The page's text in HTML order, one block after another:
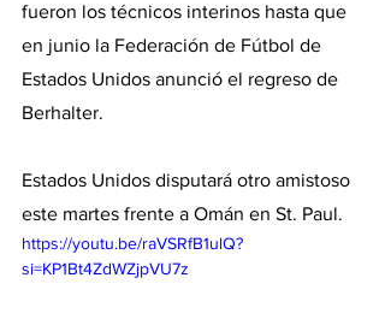
fueron los técnicos interinos hasta que
en junio la Federación de Fútbol de
Estados Unidos anunció el regreso de
Berhalter.
Estados Unidos disputará otro amistoso
este martes frente a Omán en St. Paul.
https://youtu.be/raVSRfB1ulQ?
si=KP1Bt4ZdWZjpVU7z